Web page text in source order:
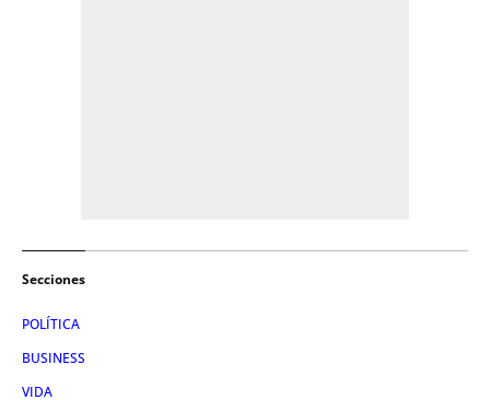
Secciones
POLÍTICA
BUSINESS
VIDA